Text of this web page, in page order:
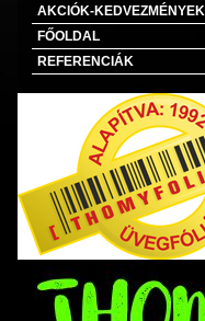
AKCIÓK-KEDVEZMÉNYEK
FŐOLDAL
REFERENCIÁK